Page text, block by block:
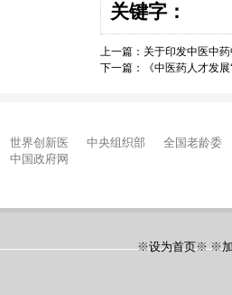
关键字：
上一篇： 关于印发中医中
下一篇：
《中医药人才发
世界创新医 中央组织部
全国老龄委
中国政府网
※设为首页※ ※